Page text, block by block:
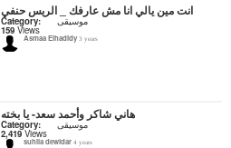
انت مين يالي انا مش عارفك _ الريس حنفي
Category: موسيقى
159 Views
Asmaa Elhadidy 3 years
هاني شاكر وأحمد سعد- يا بخته
Category: موسيقى
2,419Views
suhila dewidar 4 years